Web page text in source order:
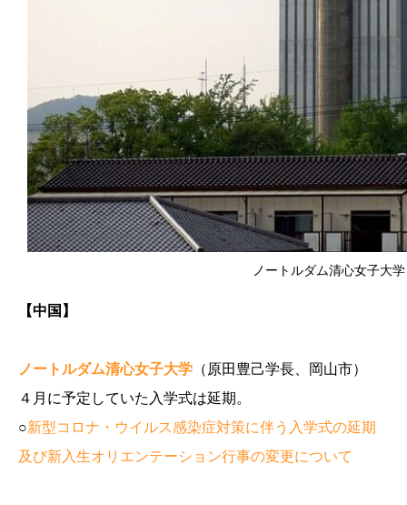
ノートルダム清心女子大
【中国】
ノートルダム清心女子大学 （原田豊己学長、岡山市）
４月に予定していた入学式は延期。
○新型コロナ・ウイルス感染症対策に伴う入学式の延期
及び新入生オリエンテーション行事の変更について